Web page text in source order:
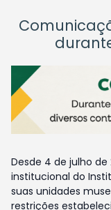
Desde 4 de julho
institucional do
suas unidades
restrições